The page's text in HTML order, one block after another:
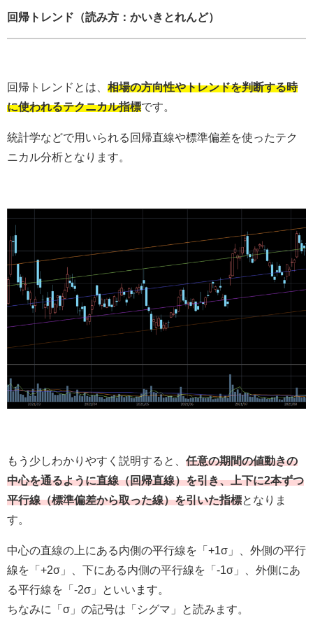
回帰トレンド（読み方：かいきとれんど）
回帰トレンドとは、 相場の方向性やトレンドを判断する時
に使われるテクニカル指標です。
統計学などで用いられる回帰直線や標準偏差を使ったテク
ニカル分析となります。
もう少しわかりやすく説明すると、 任意の期間の値動きの
中心を通るように直線（回帰直線）を引き、上下に2本ずつ
平行線（標準偏差から取った線）を引いた指標となりま
す。
中心の直線の上にある内側の平行線を「+1σ」、外側の平行
線を「+2σ」、下にある内側の平行線を「-1σ」、外側にあ
る平行線を「-2σ」といいます。
ちなみに「σ」の記号は「シグマ」と読みます。